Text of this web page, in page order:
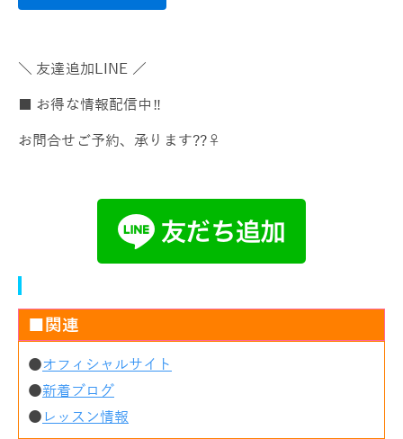
＼ 友達追加LINE ／
■ お得な情報配信中‼️
お問合せご予約、承ります??‍♀️
■関連
●オフィシャルサイト
●新着ブログ
●レッスン情報